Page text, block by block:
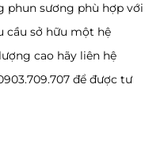
phun sương phù hợp với
cầu sở hữu một hệ
cao hãy liên hệ
để được tư